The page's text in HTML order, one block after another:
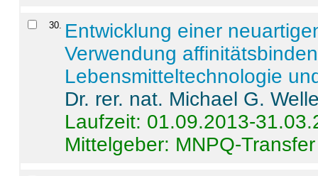
30. Entwicklung einer
Verwendung
Lebensmitteltechnologie
Dr. rer. nat. Michael G.
Laufzeit: 01.09.2013-
Mittelgeber: MNPQ-Transfer